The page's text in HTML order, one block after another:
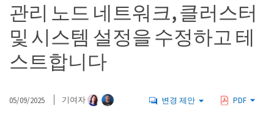
관리 노드 네트워크, 클러스터
및 시스템 설정을 수정하고 테
스트합니다
05/09/2025 기여자 변경 제안 PDF